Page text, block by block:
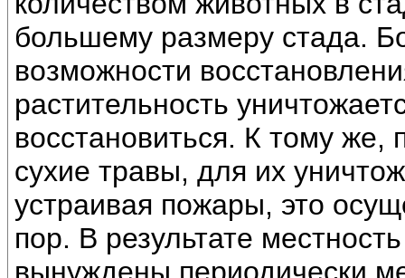
большему размеру стада.
возможности
растительность
восстановиться. К тому
сухие травы, для их
устраивая пожары, это
пор. В результате